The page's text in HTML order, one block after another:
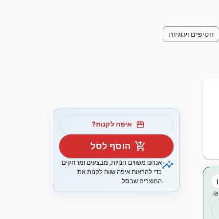
חטיפים ועוגיות
storefront איפה לקנות?
add_shopping_cart הוסף לסל
insightsאנחנו משווים חנויות, מבצעים ומרחקים
כדי להראות איפה שווה לקנות את
המוצרים שבסל.